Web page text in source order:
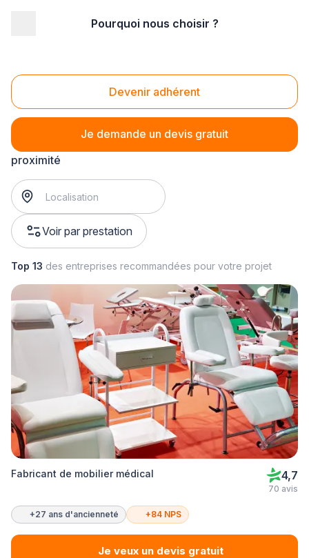
Pourquoi nous choisir ?
Devenir adhérent
Je demande un devis gratuit
Vente de table
vente de table
? Trouvez votre fabricant de meuble à
proximité
Voir par prestation
Top 13 des entreprises recommandées pour votre projet
Fabricant de mobilier médical 4,7
70 avis
+27 ans d'ancienneté +84 NPS
Je veux un devis gratuit